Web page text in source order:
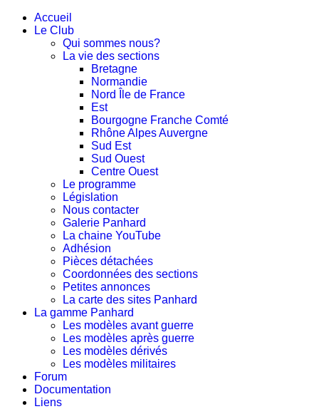
Accueil
Le Club
Qui sommes nous?
La vie des sections
Bretagne
Normandie
Nord Île de France
Est
Bourgogne Franche Comté
Rhône Alpes Auvergne
Sud Est
Sud Ouest
Centre Ouest
Le programme
Législation
Nous contacter
Galerie Panhard
La chaine YouTube
Adhésion
Pièces détachées
Coordonnées des sections
Petites annonces
La carte des sites Panhard
La gamme Panhard
Les modèles avant guerre
Les modèles après guerre
Les modèles dérivés
Les modèles militaires
Forum
Documentation
Liens